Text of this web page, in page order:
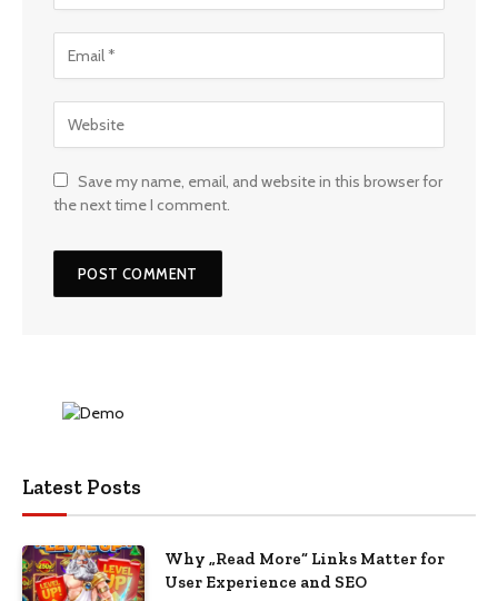
Save my name, email, and website in this browser for
the next time I comment.
Latest Posts
Why „Read More“ Links Matter for
User Experience and SEO